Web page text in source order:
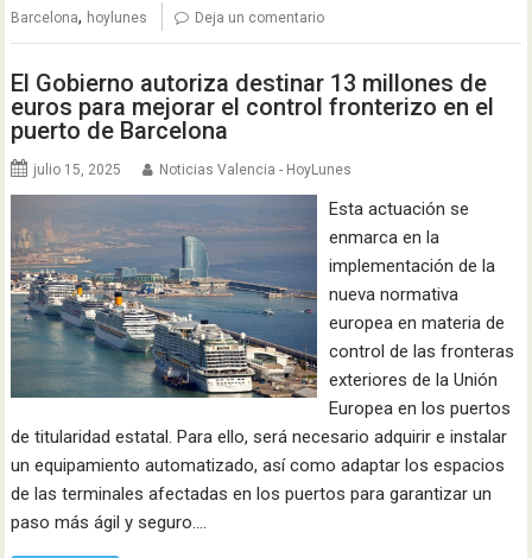
Barcelona, hoylunes Deja un comentario
El Gobierno autoriza destinar 13 millones de
euros para mejorar el control fronterizo en el
puerto de Barcelona
julio 15, 2025 Noticias Valencia - HoyLunes
Esta actuación se
enmarca en la
implementación de la
nueva normativa
europea en materia de
control de las fronteras
exteriores de la Unión
Europea en los puertos
de titularidad estatal. Para ello, será necesario adquirir e instalar
un equipamiento automatizado, así como adaptar los espacios
de las terminales afectadas en los puertos para garantizar un
paso más ágil y seguro.…